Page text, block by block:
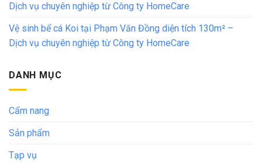
Dịch vụ chuyên nghiệp từ Công ty HomeCare
Vệ sinh bể cá Koi tại Phạm Văn Đồng diện tích 130m² –
Dịch vụ chuyên nghiệp từ Công ty HomeCare
DANH MỤC
Cẩm nang
Sản phẩm
Tạp vụ